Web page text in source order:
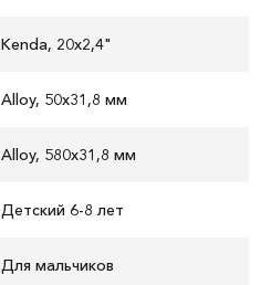
Kenda, 20x2,4"
Alloy, 50x31,8 мм
Аlloy, 580x31,8 мм
Детский 6-8 лет
Для мальчиков